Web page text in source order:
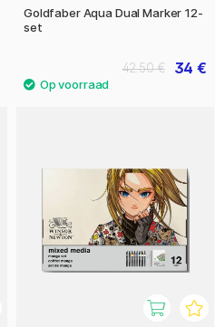
Goldfaber Aqua Dual Marker 12-
set
34 €
42.50 €